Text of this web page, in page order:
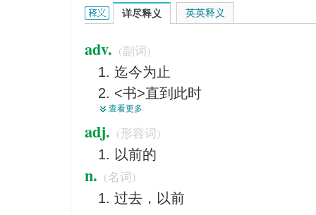
heretofore的英文翻译是什么意思，词典释义与在线
详尽释义
adv. (副词)
迄今为止
<书>直到此时
在这以前
以前
直到此时
查看更多
adj. (形容词)
以前的
n. (名词)
过去，以前
英英释义